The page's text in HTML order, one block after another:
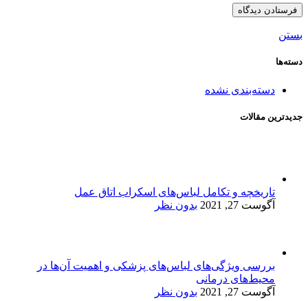
بستن
دسته‌ها
دسته‌بندی نشده
جدید‌ترین مقالات
تاریخچه و تکامل لباس‌های اسکراب اتاق عمل
آگوست 27, 2021
بدون نظر
بررسی ویژگی‌های لباس‌های پزشکی و اهمیت آن‌ها در
محیط‌های درمانی
آگوست 27, 2021
بدون نظر